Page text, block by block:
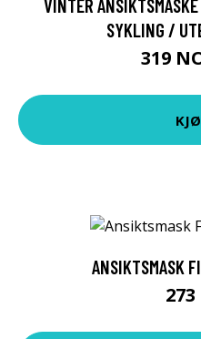
VINTER
SYKLING /
319
ANSIKTSMASK